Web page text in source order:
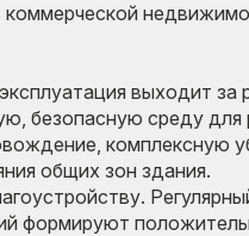
выходит за
безопасную среду для
комплексную
общих зон здания.
формируют